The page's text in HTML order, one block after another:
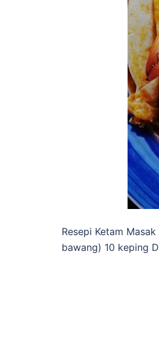
Resepi Ketam
bawang) 10 keping